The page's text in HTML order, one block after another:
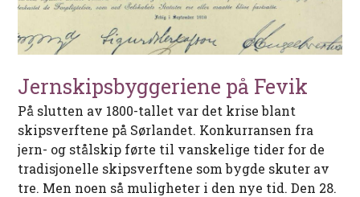
Jernskipsbyggeriene på Fevik
På slutten av 1800-tallet var det krise blant
skipsverftene på Sørlandet. Konkurransen fra
jern- og stålskip førte til vanskelige tider for de
tradisjonelle skipsverftene som bygde skuter av
tre. Men noen så muligheter i den nye tid. Den 28.